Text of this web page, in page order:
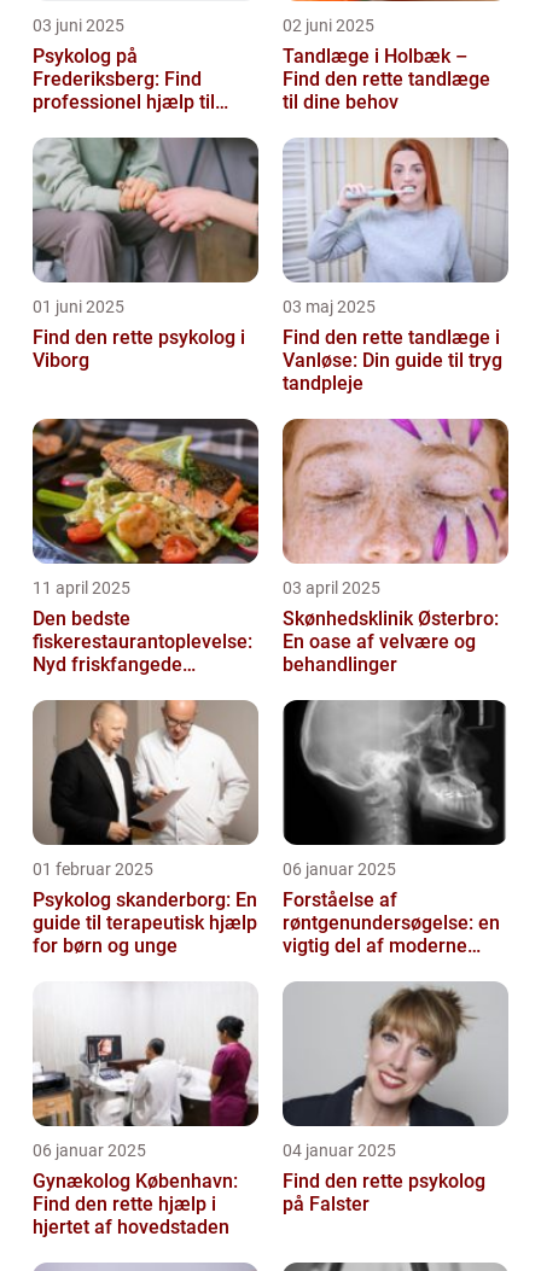
03 juni 2025
Psykolog på
Frederiksberg: Find
professionel hjælp til
02 juni 2025
Tandlæge i Holbæk –
Find den rette tandlæge
til dine behov
01 juni 2025
Find den rette psykolog i
Viborg
03 maj 2025
Find den rette tandlæge i
Vanløse: Din guide til tryg
tandpleje
11 april 2025
Den bedste
fiskerestaurantoplevelse:
Nyd friskfangede
03 april 2025
Skønhedsklinik Østerbro:
En oase af velvære og
behandlinger
01 februar 2025
Psykolog skanderborg: En
guide til terapeutisk hjælp
for børn og unge
06 januar 2025
Forståelse af
røntgenundersøgelse: en
vigtig del af moderne
06 januar 2025
Gynækolog København:
Find den rette hjælp i
hjertet af hovedstaden
04 januar 2025
Find den rette psykolog
på Falster